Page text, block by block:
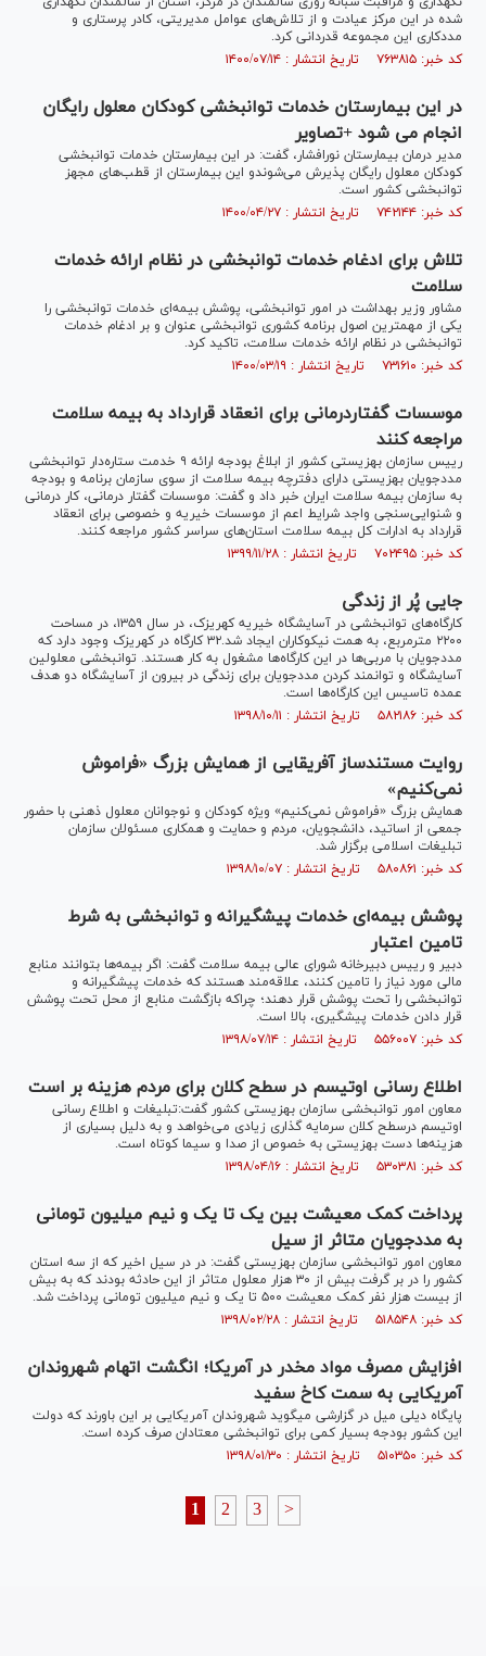
شده در این مرکز عیادت و از تلاش‌های عوامل مدیریتی، کادر پرستاری و
مددکاری این مجموعه قدردانی کرد.
کد خبر: ۷۶۳۸۱۵ تاریخ انتشار : ۱۴۰۰/۰۷/۱۴
در این بیمارستان خدمات توانبخشی کودکان معلول رایگان
انجام می شود +تصاویر
مدیر درمان بیمارستان نورافشار، گفت‌: در این بیمارستان خدمات توانبخشی
کودکان معلول رایگان پذیرش می‌شوندو این بیمارستان از قطب‌های مجهز
توانبخشی کشور است.
کد خبر: ۷۴۲۱۴۴ تاریخ انتشار : ۱۴۰۰/۰۴/۲۷
تلاش برای ادغام خدمات توانبخشی در نظام ارائه خدمات
سلامت
مشاور وزیر بهداشت در امور توانبخشی، پوشش بیمه‌ای خدمات توانبخشی را
یکی از مهمترین اصول برنامه کشوری توانبخشی عنوان و بر ادغام خدمات
توانبخشی در نظام ارائه خدمات سلامت، تاکید کرد.
کد خبر: ۷۳۱۶۱۰ تاریخ انتشار : ۱۴۰۰/۰۳/۱۹
موسسات گفتاردرمانی برای انعقاد قرارداد به بیمه سلامت
مراجعه کنند
رییس سازمان بهزیستی کشور از ابلاغ بودجه ارائه ۹ خدمت ستاره‌دار توانبخشی
مددجویان بهزیستی دارای دفترچه بیمه سلامت از سوی سازمان برنامه و بودجه
به سازمان بیمه سلامت ایران خبر داد و گفت: موسسات گفتار درمانی، کار درمانی
و شنوایی‌سنجی واجد شرایط اعم از موسسات خیریه و خصوصی برای انعقاد
قرارداد به ادارات کل بیمه سلامت استان‌های سراسر کشور مراجعه کنند.
کد خبر: ۷۰۲۴۹۵ تاریخ انتشار : ۱۳۹۹/۱۱/۲۸
جایی پُر از زندگی
کارگاه‌های توانبخشی در آسایشگاه خیریه کهریزک، در سال ۱۳۵۹، در مساحت
۲۲۰۰ مترمربع، به همت نیکوکاران ایجاد شد.۳۲ کارگاه در کهریزک وجود دارد که
مددجویان با مربی‌ها در این کارگاه‌ها مشغول به کار هستند. توانبخشی معلولین
آسایشگاه و توانمند کردن مددجویان برای زندگی در بیرون از آسایشگاه دو هدف
عمده تاسیس این کارگاه‌ها است.
کد خبر: ۵۸۲۱۸۶ تاریخ انتشار : ۱۳۹۸/۱۰/۱۱
روایت مستندساز آفریقایی از همایش بزرگ «فراموش
نمی‌کنیم»
همایش بزرگ «فراموش نمی‌کنیم» ویژه کودکان و نوجوانان معلول ذهنی با حضور
جمعی از اساتید، دانشجویان، مردم و حمایت و همکاری مسئولان سازمان
تبلیغات اسلامی برگزار شد.
کد خبر: ۵۸۰۸۶۱ تاریخ انتشار : ۱۳۹۸/۱۰/۰۷
پوشش بیمه‌ای خدمات پیشگیرانه و توانبخشی به شرط
تامین اعتبار
دبیر و رییس دبیرخانه شورای عالی بیمه سلامت گفت: اگر بیمه‌ها بتوانند منابع
مالی مورد نیاز را تامین کنند، علاقه‌مند هستند که خدمات پیشگیرانه و
توانبخشی را تحت پوشش قرار دهند؛ چراکه بازگشت منابع از محل تحت پوشش
قرار دادن خدمات پیشگیری، بالا است.
کد خبر: ۵۵۶۰۰۷ تاریخ انتشار : ۱۳۹۸/۰۷/۱۴
اطلاع رسانی اوتیسم در سطح کلان برای مردم هزینه بر است
معاون امور توانبخشی سازمان بهزیستی کشور گفت:تبلیغات و اطلاع رسانی‌
اوتیسم درسطح کلان سرمایه گذاری زیادی می‌خواهد و به دلیل بسیاری از
هزینه‌ها دست بهزیستی به خصوص از صدا و سیما کوتاه است.
کد خبر: ۵۳۰۳۸۱ تاریخ انتشار : ۱۳۹۸/۰۴/۱۶
پرداخت کمک معیشت بین یک تا یک و نیم میلیون تومانی
به مددجویان متاثر از سیل
معاون امور توانبخشی سازمان بهزیستی گفت: در در سیل اخیر که از سه استان
کشور را در بر گرفت بیش از ۳۰ هزار معلول متاثر از این حادثه بودند که به بیش
از بیست هزار نفر کمک معیشت ۵۰۰ تا یک و نیم میلیون تومانی پرداخت شد.
کد خبر: ۵۱۸۵۴۸ تاریخ انتشار : ۱۳۹۸/۰۲/۲۸
افزایش مصرف مواد مخدر در آمریکا؛ انگشت اتهام شهروندان
آمریکایی به سمت کاخ سفید
پایگاه دیلی میل در گزارشی می‎گوید شهروندان آمریکایی بر این باورند که دولت
این کشور بودجه بسیار کمی برای توانبخشی معتادان صرف کرده است.
کد خبر: ۵۱۰۳۵۰ تاریخ انتشار : ۱۳۹۸/۰۱/۳۰
1 2 3 >